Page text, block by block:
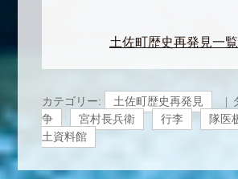
土佐町歴史再発見一
カテゴリー: 土佐町歴史再発見
争
宮村長兵衛 行李 隊医
土資料館